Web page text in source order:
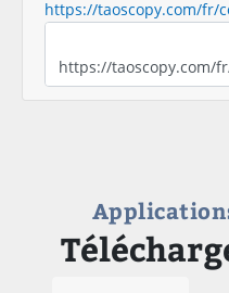
https://taoscopy.com/fr/